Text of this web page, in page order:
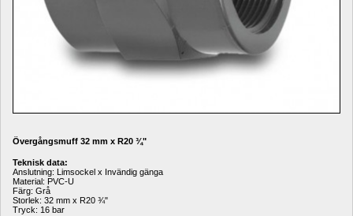
Övergångsmuff 32 mm x R20 ¾"
Teknisk data:
Anslutning: Limsockel x Invändig gänga
Material: PVC-U
Färg: Grå
Storlek: 32 mm x R20 ¾"
Tryck: 16 bar